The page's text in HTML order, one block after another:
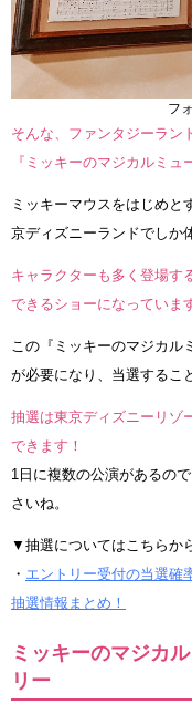
フ
そんな、ファンタジーラン
『ミッキーのマジカルミ
ミッキーマウスをはじめと
京ディズニーランドでしか
キャラクターも多く登場す
できるショーになっていま
この『ミッキーのマジカル
が必要になり、当選するこ
抽選は東京ディズニーリゾ
できます！
1日に複数の公演があるの
さいね。
▼抽選についてはこちらか
・ エントリー受付の当選確
抽選情報まとめ！
ミッキーのマジカ
リー